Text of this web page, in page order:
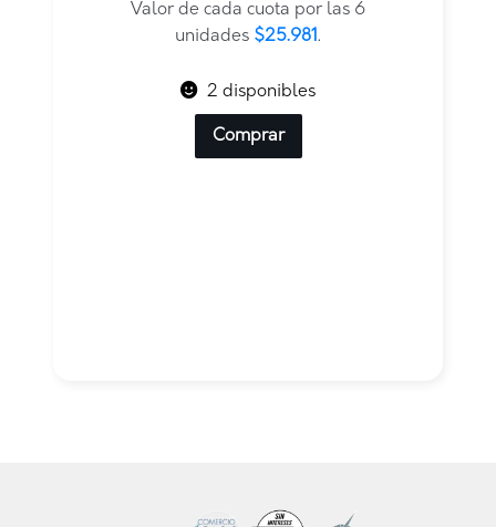
Valor de cada cuota por las 6
unidades $25.981.
2 disponibles
Comprar